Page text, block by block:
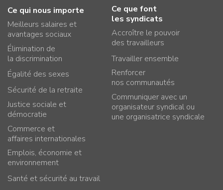
Ce qui nous importe
Meilleurs salaires et
avantages sociaux
Élimination de
la discrimination
Égalité des sexes
Sécurité de la retraite
Justice sociale et
démocratie
Commerce et
affaires internationales
Emplois, économie et
environnement
Santé et sécurité au travail
Ce que font
les syndicats
Accroître le pouvoir
des travailleurs
Travailler ensemble
Renforcer
nos communautés
Communiquer avec un
organisateur syndical ou
une organisatrice syndicale